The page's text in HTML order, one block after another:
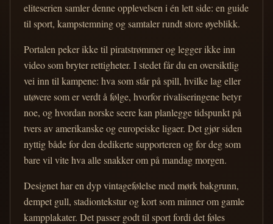
eliteserien samler denne opplevelsen i én lett side: en guide
til sport, kampstemning og samtaler rundt store øyeblikk.
Portalen peker ikke til piratstrømmer og legger ikke inn
video som bryter rettigheter. I stedet får du en oversiktlig
vei inn til kampene: hva som står på spill, hvilke lag eller
utøvere som er verdt å følge, hvorfor rivaliseringene betyr
noe, og hvordan norske seere kan planlegge tidspunkt på
tvers av amerikanske og europeiske ligaer. Det gjør siden
nyttig både for den dedikerte supporteren og for deg som
bare vil vite hva alle snakker om på mandag morgen.
Designet har en dyp vintagefølelse med mørk bakgrunn,
dempet gull, stadiontekstur og kort som minner om gamle
kampplakater. Det passer godt til sport fordi det føles